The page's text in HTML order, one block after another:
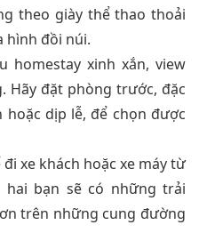
theo giày thể thao thoải
hình đồi núi.
homestay xinh xắn, view
Hãy đặt phòng trước, đặc
dịp lễ, để chọn được
đi xe khách hoặc xe máy từ
hai bạn sẽ có những trải
trên những cung đường